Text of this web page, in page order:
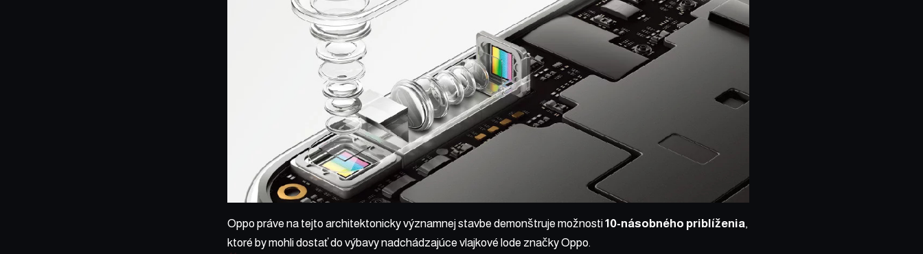
Oppo práve na tejto architektonicky významnej stavbe demonštruje možnosti10-násobného priblíženia,
ktoré by mohli dostať do výbavy nadchádzajúce vlajkové lode značky Oppo.